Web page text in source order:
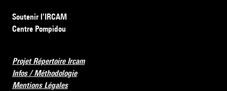
Soutenir l’IRCAM
Centre Pompidou
Projet Répertoire Ircam
Infos / Méthodologie
Mentions Légales